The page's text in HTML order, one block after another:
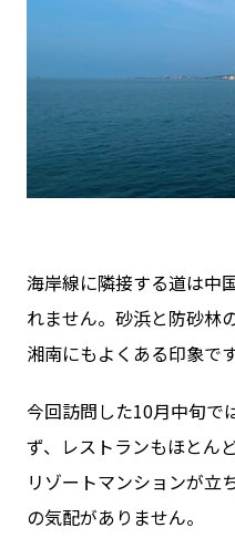
海岸線に隣接する道は中
れません。砂浜と防砂林
湘南にもよくある印象です
今回訪問した10月中旬で
ず、レストランもほとん
リゾートマンションが立
の気配がありません。